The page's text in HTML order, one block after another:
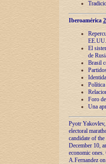
Iberoamérica
EE.UU.
El
de
Brasil
Política
Foro
Una
Pyotr
electoral
candidate of
December 10,
economic
A.Fernandez